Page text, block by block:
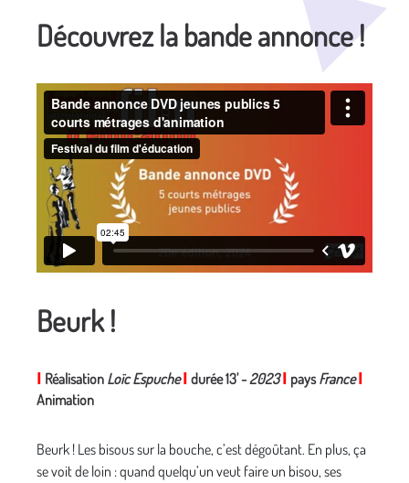
Découvrez la bande annonce !
Beurk !
Réalisation Loïc Espuche durée 13' -2023 paysFrance
Animation
Beurk ! Les bisous sur la bouche, c’est dégoûtant. En plus, ça
se voit de loin : quand quelqu’un veut faire un bisou, ses